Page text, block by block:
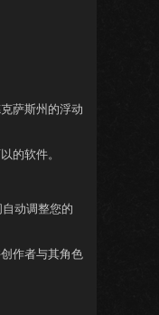
萨斯州的浮动
的软件。
动调整您的
作者与其角色